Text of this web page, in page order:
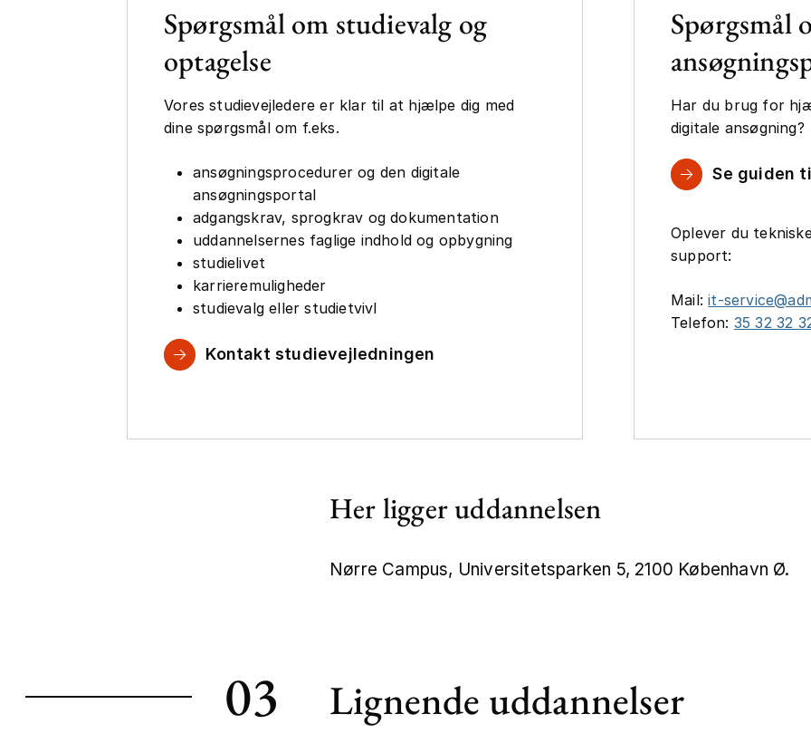
Spørgsmål om studievalg og
optagelse
Vores studievejledere er klar til at hjælpe dig med
dine spørgsmål om f.eks.
ansøgningsprocedurer og den digitale
ansøgningsportal
adgangskrav, sprogkrav og dokumentation
uddannelsernes faglige indhold og opbygning
studielivet
karrieremuligheder
studievalg eller studietvivl
Kontakt studievejledningen
Spørgsmål
Har du brug for
digitale ansøgning?
Se guiden
Oplever du
support:
Mail:it-
Telefon: 35 32 32
Her ligger uddannelsen
Nørre Campus, Universitetsparken 5, 2100 København Ø.
03 Lignende uddannelser